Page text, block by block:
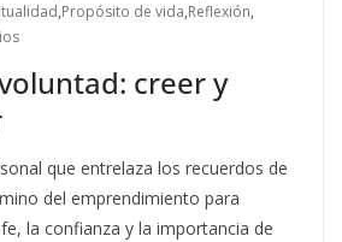
,Propósito de vida,Reflexión,
creer y
que entrelaza los recuerdos de
del emprendimiento para
la confianza y la importancia de